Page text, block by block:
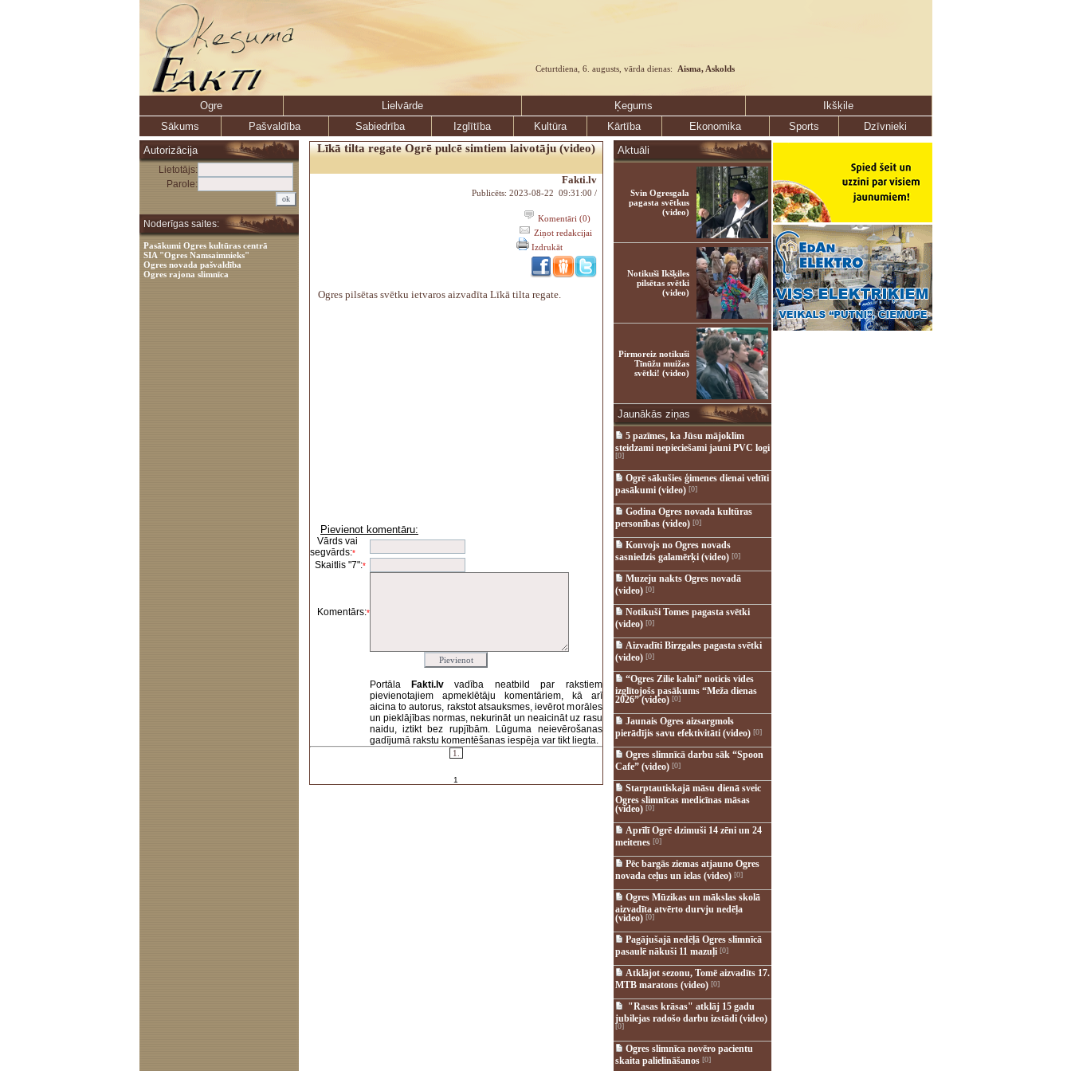
Ceturtdiena, 6. augusts, vārda dienas: Aisma, Askolds
Ogre Lielvārde Ķegums
Ikšķile
Sākums
Pašvaldība Sabiedrība Izglītība Kultūra Kārtība Ekonomika Sports
Dzīvnieki
Autorizācija
Lietotājs:
Parole:
Noderīgas saites:
Pasākumi Ogres kultūras centrā
SIA "Ogres Namsaimnieks"
Ogres novada pašvaldība
Ogres rajona slimnīca
Līkā tilta regate Ogrē pulcē simtiem laivotāju (video)
Fakti.lv
Publicēts: 2023-08-22 09:31:00 /
Komentāri (0)
Ziņot redakcijai
Izdrukāt
Ogres pilsētas svētku ietvaros aizvadīta Līkā tilta regate.
Pievienot komentāru:
Vārds vai
segvārds:*
Skaitlis "7":*
Komentārs:*
Portāla Fakti.lvvadība neatbild par rakstiem
pievienotajiem apmeklētāju komentāriem, kā arī
aicina to autorus, rakstot atsauksmes, ievērot morāles
un pieklājības normas, nekurināt un neaicināt uz rasu
naidu, iztikt bez rupjībām. Lūguma neievērošanas
gadījumā rakstu komentēšanas iespēja var tikt liegta.
1.
1
Aktuāli
Svin Ogresgala
pagasta svētkus
(video)
Notikuši Ikšķiles
pilsētas svētki
(video)
Pirmoreiz notikuši
Tīnūžu muižas
svētki! (video)
Jaunākās ziņas
5 pazīmes, ka Jūsu mājoklim
steidzami nepieciešami jauni PVC logi
[0]
Ogrē sākušies ģimenes dienai veltīti
pasākumi (video)[0]
Godina Ogres novada kultūras
personības (video)[0]
Konvojs no Ogres novads
sasniedzis galamērķi (video)[0]
Muzeju nakts Ogres novadā
(video)[0]
Notikuši Tomes pagasta svētki
(video)[0]
Aizvadīti Birzgales pagasta svētki
(video)[0]
“Ogres Zilie kalni” noticis vides
izglītojošs pasākums “Meža dienas
2026” (video)[0]
Jaunais Ogres aizsargmols
pierādījis savu efektivitāti (video)[0]
Ogres slimnīcā darbu sāk “Spoon
Cafe” (video)[0]
Starptautiskajā māsu dienā sveic
Ogres slimnīcas medicīnas māsas
(video)[0]
Aprīlī Ogrē dzimuši 14 zēni un 24
meitenes [0]
Pēc bargās ziemas atjauno Ogres
novada ceļus un ielas (video)[0]
Ogres Mūzikas un mākslas skolā
aizvadīta atvērto durvju nedēļa
(video)[0]
Pagājušajā nedēļā Ogres slimnīcā
pasaulē nākuši 11 mazuļi[0]
Atklājot sezonu, Tomē aizvadīts 17.
MTB maratons (video)[0]
"Rasas krāsas" atklāj 15 gadu
jubilejas radošo darbu izstādi (video)
[0]
Ogres slimnīca novēro pacientu
skaita palielināšanos [0]